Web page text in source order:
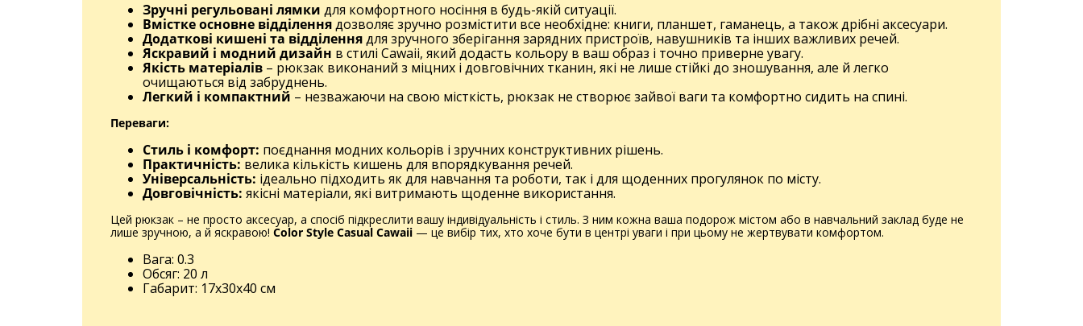
Зручні регульовані лямки для комфортного носіння в будь-якій ситуації.
Вмістке основне відділеннядозволяє зручно розмістити все необхідне: книги, планшет, гаманець, а також дрібні аксесуари.
Додаткові кишені та відділеннядля зручного зберігання зарядних пристроїв, навушників та інших важливих речей.
Яскравий і модний дизайн в стилі Cawaii, який додасть кольору в ваш образ і точно приверне увагу.
Якість матеріалів – рюкзак виконаний з міцних і довговічних тканин, які не лише стійкі до зношування, але й легко
очищаються від забруднень.
Легкий і компактний – незважаючи на свою місткість, рюкзак не створює зайвої ваги та комфортно сидить на спині.
Переваги:
Стиль і комфорт: поєднання модних кольорів і зручних конструктивних рішень.
Практичність: велика кількість кишень для впорядкування речей.
Універсальність: ідеально підходить як для навчання та роботи, так і для щоденних прогулянок по місту.
Довговічність: якісні матеріали, які витримають щоденне використання.
Цей рюкзак – не просто аксесуар, а спосіб підкреслити вашу індивідуальність і стиль. З ним кожна ваша подорож містом або в навчальний заклад буде не
лише зручною, а й яскравою! Color Style Casual Cawaii — це вибір тих, хто хоче бути в центрі уваги і при цьому не жертвувати комфортом.
Вага: 0.3
Обсяг: 20 л
Габарит: 17x30x40 см